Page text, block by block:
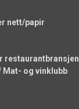
nett/papir
restaurantbransjen
Mat- og vinklubb